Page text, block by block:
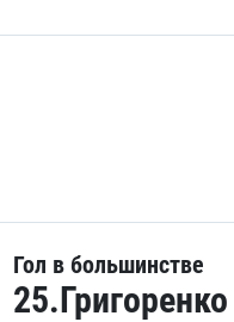
Гол в большинстве